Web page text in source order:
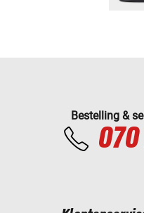
Bestelling &
070